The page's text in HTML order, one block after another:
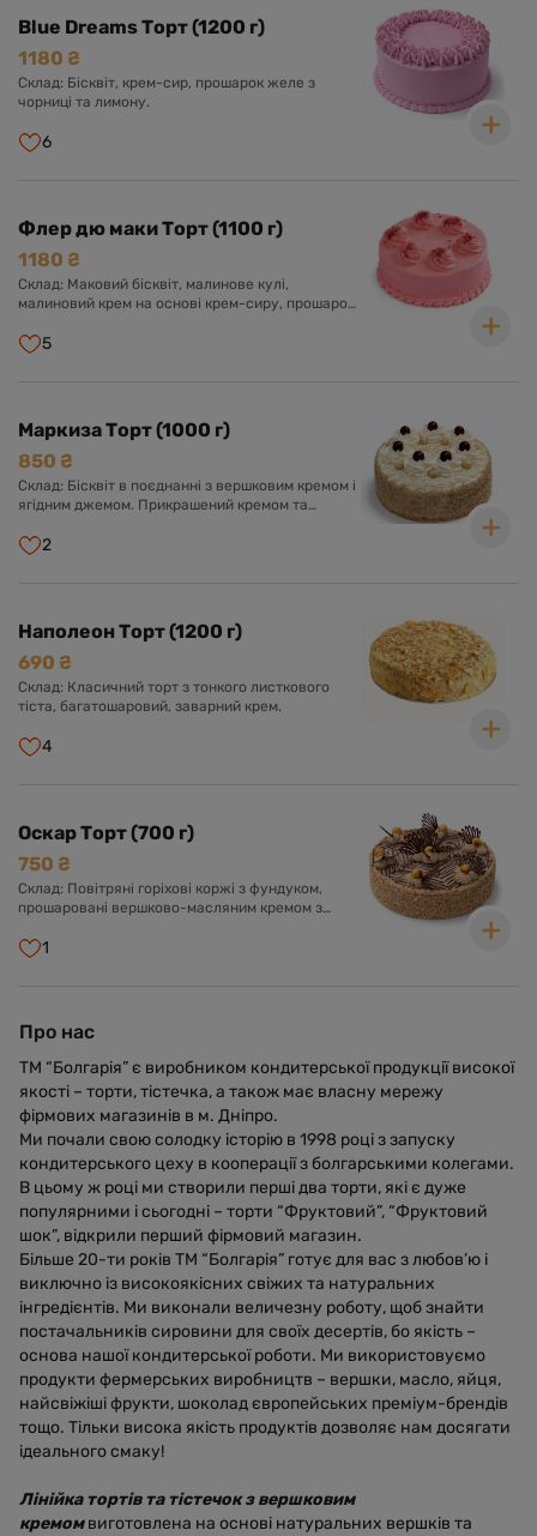
Blue Dreams Торт (1200 г)
1180 ₴
Склад: Бісквіт, крем-сир, прошарок желе з
чорниці та лимону.
6
Флер дю маки Торт (1100 г)
1180 ₴
Склад: Маковий бісквіт, малинове кулі,
малиновий крем на основі крем-сиру, прошарок
5
Маркиза Торт (1000 г)
850 ₴
Склад: Бісквіт в поєднанні з вершковим кремом і
ягідним джемом. Прикрашений кремом та
2
Наполеон Торт (1200 г)
690 ₴
Склад: Класичний торт з тонкого листкового
тіста, багатошаровий, заварний крем.
4
Оскар Торт (700 г)
750 ₴
Склад: Повітряні горіхові коржі з фундуком,
прошаровані вершково-масляним кремом з
Оформлений кремом, шоколадною глазур'ю та
1
Про нас
ТМ “Болгарія” є виробником кондитерської продукції високої
якості – торти, тістечка, а також має власну мережу
фірмових магазинів в м. Дніпро.
Ми почали свою солодку історію в 1998 році з запуску
кондитерського цеху в кооперації з болгарськими колегами.
В цьому ж році ми створили перші два торти, які є дуже
популярними і сьогодні – торти “Фруктовий”, “Фруктовий
шок”, відкрили перший фірмовий магазин.
Більше 20-ти років ТМ “Болгарія” готує для вас з любов’ю і
виключно із високоякісних свіжих та натуральних
інгредієнтів. Ми виконали величезну роботу, щоб знайти
постачальників сировини для своїх десертів, бо якість –
основа нашої кондитерської роботи. Ми використовуємо
продукти фермерських виробництв – вершки, масло, яйця,
найсвіжіші фрукти, шоколад європейських преміум-брендів
тощо. Тільки висока якість продуктів дозволяє нам досягати
ідеального смаку!
Лінійка тортів та тістечок з вершковим
кремомвиготовлена на основі натуральних вершків та